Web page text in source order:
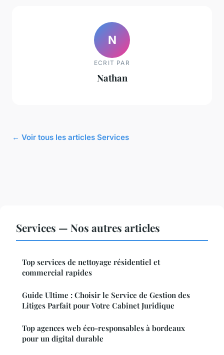
N
ECRIT PAR
Nathan
← Voir tous les articles Services
Services — Nos autres articles
Top services de nettoyage résidentiel et
commercial rapides
Guide Ultime : Choisir le Service de Gestion des
Litiges Parfait pour Votre Cabinet Juridique
Top agences web éco-responsables à bordeaux
pour un digital durable